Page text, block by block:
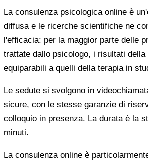
La consulenza psicologica online è
diffusa e le ricerche scientifiche ne
l'efficacia: per la maggior parte delle
trattate dallo psicologo, i risultati della
equiparabili a quelli della terapia in
Le sedute si svolgono in
sicure, con le stesse garanzie di
colloquio in presenza. La durata è la
minuti.
La consulenza online è